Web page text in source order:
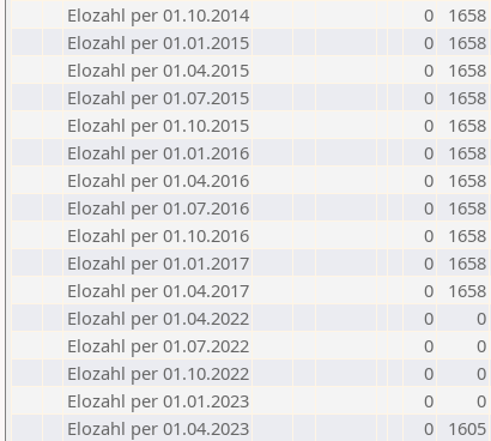
Elozahl per 01.10.2014
0
1658
Elozahl per 01.01.2015
0
1658
Elozahl per 01.04.2015
0
1658
Elozahl per 01.07.2015
0
1658
Elozahl per 01.10.2015
0
1658
Elozahl per 01.01.2016
0
1658
Elozahl per 01.04.2016
0
1658
Elozahl per 01.07.2016
0
1658
Elozahl per 01.10.2016
0
1658
Elozahl per 01.01.2017
0
1658
Elozahl per 01.04.2017
0
1658
Elozahl per 01.04.2022
0
0
Elozahl per 01.07.2022
0
0
Elozahl per 01.10.2022
0
0
Elozahl per 01.01.2023
0
0
Elozahl per 01.04.2023
0
1605